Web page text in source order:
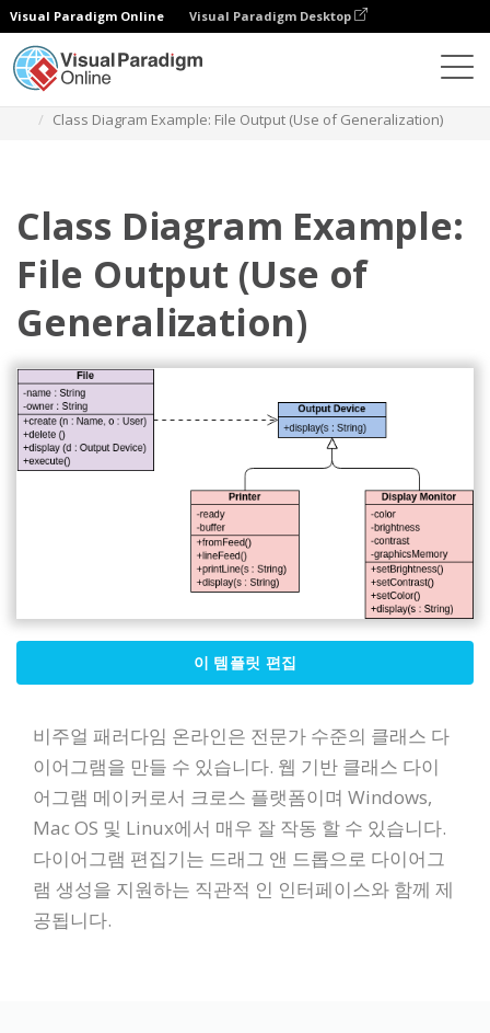
Visual Paradigm Online Visual Paradigm Desktop
Class Diagram Example: File Output (Use of Generalization)
Class Diagram Example:
File Output (Use of
Generalization)
이 템플릿 편집
비주얼 패러다임 온라인은 전문가 수준의 클래스 다
이어그램을 만들 수 있습니다. 웹 기반 클래스 다이
어그램 메이커로서 크로스 플랫폼이며 Windows,
Mac OS 및 Linux에서 매우 잘 작동 할 수 있습니다.
다이어그램 편집기는 드래그 앤 드롭으로 다이어그
램 생성을 지원하는 직관적 인 인터페이스와 함께 제
공됩니다.